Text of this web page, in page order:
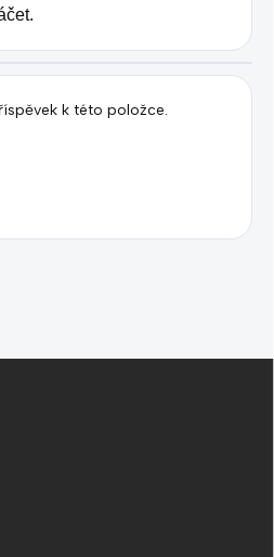
k této položce.